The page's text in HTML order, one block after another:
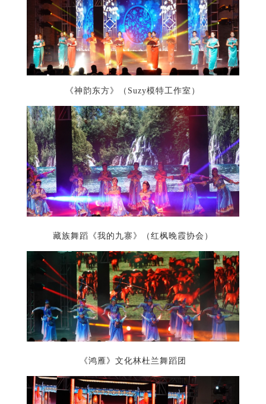
《神韵东方》（Suzy模特工作室）
藏族舞蹈《我的九寨》（红枫晚霞协会）
《鸿雁》文化林杜兰舞蹈团